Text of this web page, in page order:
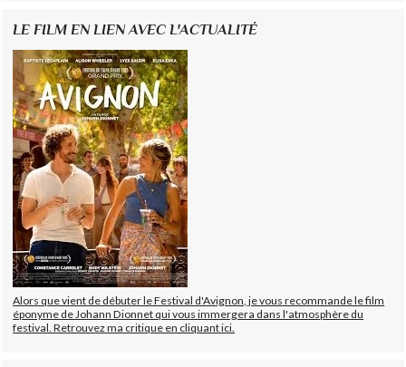
LE FILM EN LIEN AVEC L'ACTUALITÉ
Alors que vient de débuter le Festival d'Avignon, je vous recommande le film
éponyme de Johann Dionnet qui vous immergera dans l'atmosphère du
festival. Retrouvez ma critique en cliquant ici.